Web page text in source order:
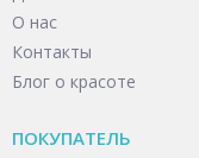
О нас
Контакты
Блог о красоте
ПОКУПАТЕЛЬ